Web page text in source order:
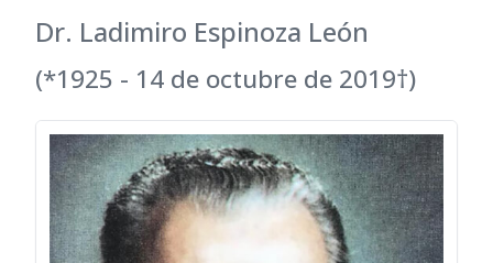
Dr. Ladimiro Espinoza León
(*1925 - 14 de octubre de 2019†)